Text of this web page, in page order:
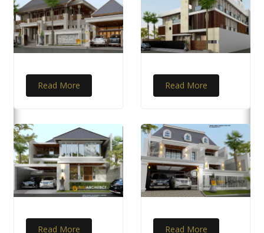
Read More Read More
Read More Read More